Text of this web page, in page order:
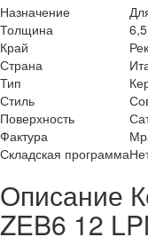
Назначение
Толщина
6,5
Край
Страна
Тип
Стиль
Поверхность
Фактура
Складская программа
Описание
ZEB6 12